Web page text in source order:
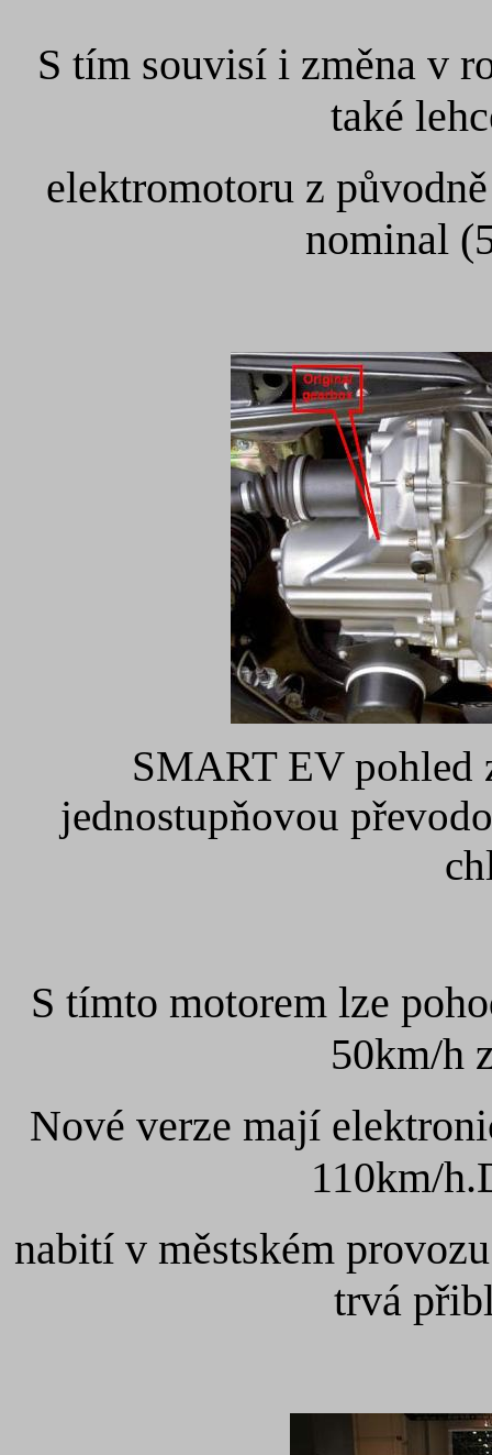
S tím souvisí i změna v
také
elektromotoru z
nominal
SMART EV pohled
jednostupňovou
S tímto motorem lze
50km/h
Nové verze mají
110km/
nabití v městském
trvá